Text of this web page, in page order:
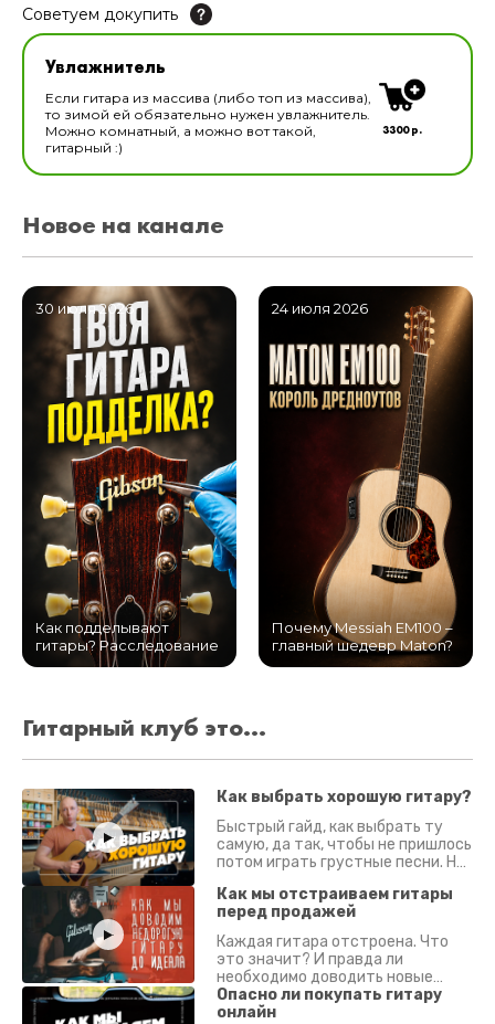
Советуем докупить
Увлажнитель для музыкальных инструментов
В наличии
Увлажнитель
Если гитара из массива (либо топ из массива),
то зимой ей обязательно нужен увлажнитель.
Можно комнатный, а можно вот такой,
гитарный :)
3300 р.
Новое на канале
30 июля 2026
Как подделывают
гитары? Расследование
24 июля 2026
Почему Messiah EM100 –
главный шедевр Maton?
Гитарный клуб это...
Как выбрать хорошую гитару?
Быстрый гайд, как выбрать ту
самую, да так, чтобы не пришлось
потом играть грустные песни. На
Как мы отстраиваем гитары
перед продажей
Каждая гитара отстроена. Что
это значит? И правда ли
необходимо доводить новые
гитары? Если кратко - да.
Подробно - в видео :)
Опасно ли покупать гитару
онлайн